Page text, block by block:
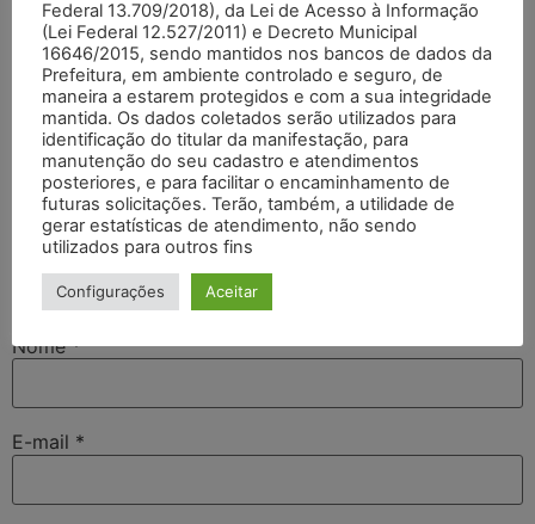
Comentário*
Nome*
E-mail *
Federal 13.709/2018), da Lei de Acesso à Informação
(Lei Federal 12.527/2011) e Decreto Municipal
16646/2015, sendo mantidos nos bancos de dados da
Prefeitura, em ambiente controlado e seguro, de
maneira a estarem protegidos e com a sua integridade
mantida. Os dados coletados serão utilizados para
identificação do titular da manifestação, para
manutenção do seu cadastro e atendimentos
posteriores, e para facilitar o encaminhamento de
futuras solicitações. Terão, também, a utilidade de
gerar estatísticas de atendimento, não sendo
utilizados para outros fins
Configurações Aceitar